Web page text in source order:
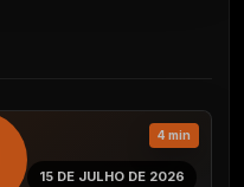
4 min
15 DE JULHO DE 2026